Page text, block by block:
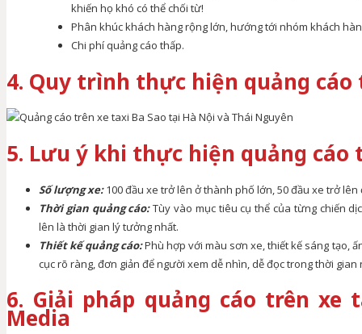
khiến họ khó có thể chối từ!
Phân khúc khách hàng rộng lớn, hướng tới nhóm khách
Chi phí quảng cáo thấp.
4. Quy trình thực hiện quảng cáo
5. Lưu ý khi thực hiện quảng cáo
Số lượng xe:100 đầu xe trở lên ở thành phố lớn, 50 đầu xe trở
Thời gian quảng cáo:Tùy vào mục tiêu cụ thể của từng chiến
lên là thời gian lý tưởng nhất.
Thiết kế quảng cáo:Phù hợp với màu sơn xe, thiết kế sáng tạo,
cục rõ ràng, đơn giản để người xem dễ nhìn, dễ đọc trong thời gian
6. Giải pháp quảng cáo trên xe
Media